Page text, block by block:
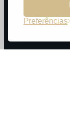
Preferências